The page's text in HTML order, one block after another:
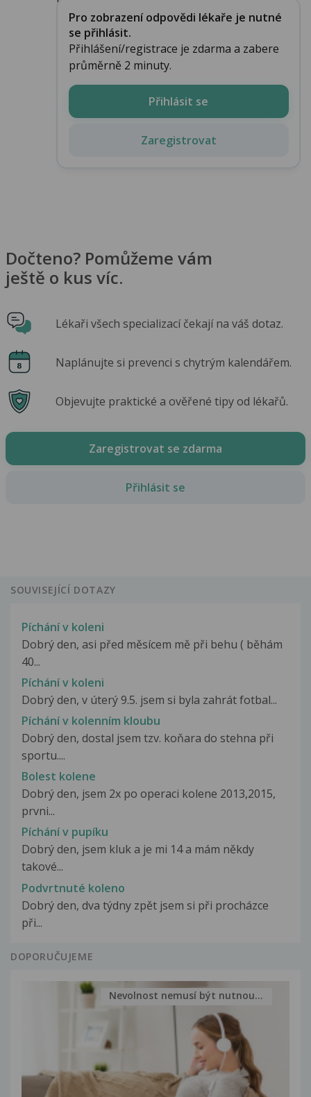
Pro zobrazení odpovědi lékaře je nutné
se přihlásit.
Přihlášení/registrace je zdarma a zabere
průměrně 2 minuty.
Přihlásit se
Zaregistrovat
Dočteno? Pomůžeme vám
ještě o kus víc.
Lékaři všech specializací čekají na váš dotaz.
Naplánujte si prevenci s chytrým kalendářem.
Objevujte praktické a ověřené tipy od lékařů.
Zaregistrovat se zdarma
Přihlásit se
SOUVISEJÍCÍ DOTAZY
Píchání v koleni
Dobrý den, asi před měsícem mě při behu ( běhám
40...
Píchání v koleni
Dobrý den, v úterý 9.5. jsem si byla zahrát fotbal...
Píchání v kolenním kloubu
Dobrý den, dostal jsem tzv. koňara do stehna při
sportu....
Bolest kolene
Dobrý den, jsem 2x po operaci kolene 2013,2015,
prvni...
Píchání v pupíku
Dobrý den, jsem kluk a je mi 14 a mám někdy
takové...
Podvrtnuté koleno
Dobrý den, dva týdny zpět jsem si při procházce
při...
DOPORUČUJEME
Nevolnost nemusí být nutnou...